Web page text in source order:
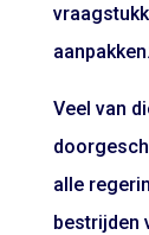
Veel van
alle
bestrijden